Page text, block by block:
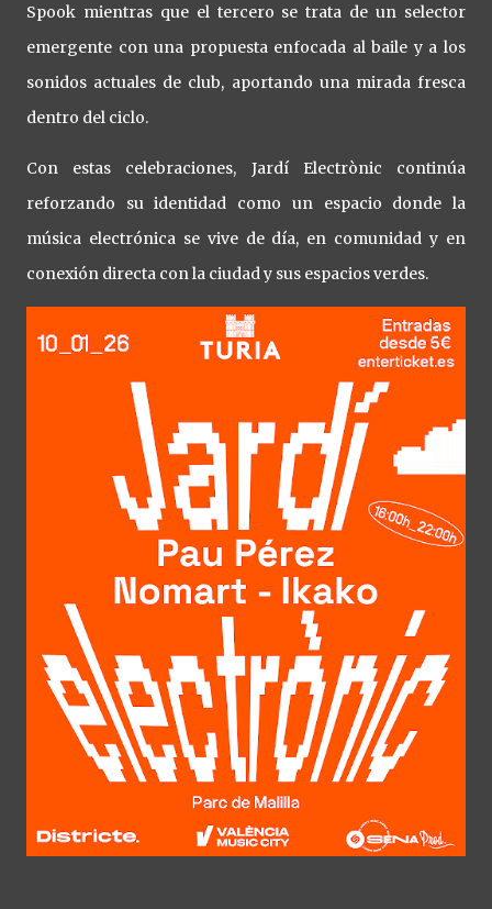
Spook mientras que el tercero se trata de un selector
emergente con una propuesta enfocada al baile y a los
sonidos actuales de club, aportando una mirada fresca
dentro del ciclo.
Con estas celebraciones, Jardí Electrònic continúa
reforzando su identidad como un espacio donde la
música electrónica se vive de día, en comunidad y en
conexión directa con la ciudad y sus espacios verdes.